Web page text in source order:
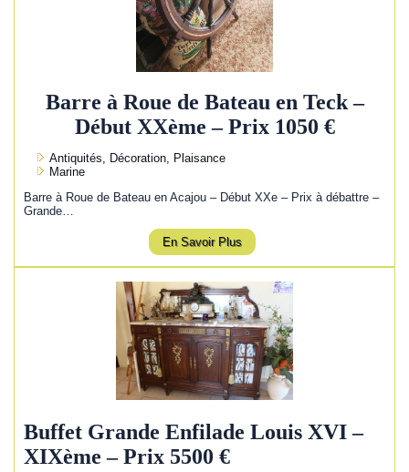
Barre à Roue de Bateau en Teck –
Début XXème – Prix 1050 €
Antiquités, Décoration, Plaisance
Marine
Barre à Roue de Bateau en Acajou – Début XXe – Prix à débattre –
Grande…
En Savoir Plus
Buffet Grande Enfilade Louis XVI –
XIXème – Prix 5500 €